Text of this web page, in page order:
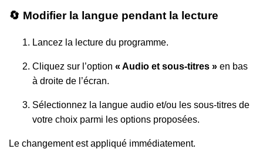
🔄 Modifier la langue pendant la lecture
Lancez la lecture du programme.
Cliquez sur l’option « Audio et sous-titres » en bas
à droite de l’écran.
Sélectionnez la langue audio et/ou les sous-titres de
votre choix parmi les options proposées.
Le changement est appliqué immédiatement.